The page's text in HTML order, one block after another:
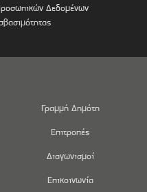
Δεδομένων
Γραμμή Δημότη
Επιτροπές
Διαγωνισμοί
Επικοινωνία